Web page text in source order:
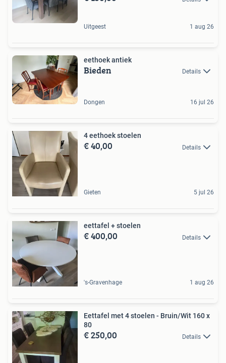
Uitgeest 1 aug 26
eethoek antiek
Bieden Details
Dongen 16 jul 26
4 eethoek stoelen
€ 40,00 Details
Gieten 5 jul 26
eettafel + stoelen
€ 400,00 Details
's-Gravenhage 1 aug 26
Eettafel met 4 stoelen - Bruin/Wit 160 x
80
€ 250,00 Details